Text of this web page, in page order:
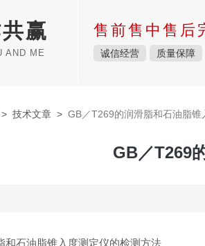
赢
AND ME
售前售中售后
诚信经营 质量保障
> 技术文章 > GB／T269的润滑脂和石油脂
GB／T269
和石油脂锥入度测定仪的检测方法